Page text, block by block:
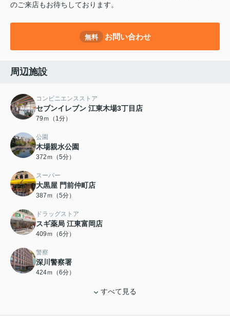
のご来店もお待ちしております。
無料 お問い合わせ
周辺施設
コンビニエンスストア
セブンイレブン 江東木場3丁目店
79ｍ（1分）
公園
木場親水公園
372ｍ（5分）
スーパー
大黒屋 門前仲町店
387ｍ（5分）
ドラッグストア
スギ薬局 江東富岡店
409ｍ（6分）
警察
深川警察署
424ｍ（6分）
すべて見る